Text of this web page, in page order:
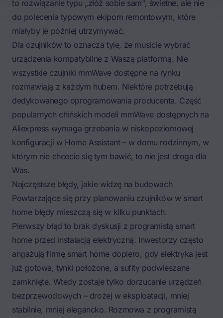
to rozwiązanie typu „złóż sobie sam", świetne, ale nie
do polecenia typowym ekipom remontowym, które
miałyby je później utrzymywać.
Dla czujników to oznacza tyle, że musicie wybrać
urządzenia kompatybilne z Waszą platformą. Nie
wszystkie czujniki mmWave dostępne na rynku
rozmawiają z każdym hubem. Niektóre potrzebują
dedykowanego oprogramowania producenta. Część
popularnych chińskich modeli mmWave dostępnych na
Aliexpress wymaga grzebania w niskopoziomowej
konfiguracji w Home Assistant – w domu rodzinnym, w
którym nie chcecie się tym bawić, to nie jest droga dla
Was.
Najczęstsze błędy, jakie widzę na budowach
Powtarzające się przy planowaniu czujników w smart
home błędy mieszczą się w kilku punktach.
Pierwszy błąd to brak dyskusji z programistą smart
home przed instalacją elektryczną. Inwestorzy często
angażują firmę smart home dopiero, gdy elektryka jest
już gotowa, tynki położone, a sufity podwieszane
zamknięte. Wtedy zostaje tylko dorzucanie urządzeń
bezprzewodowych – drożej w eksploatacji, mniej
stabilnie, mniej elegancko. Rozmowa z programistą